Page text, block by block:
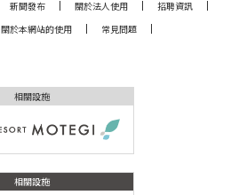
新聞發布 關於法人使用
招聘資訊
關於本網站的使用 常見問題
相關設施
相關設施